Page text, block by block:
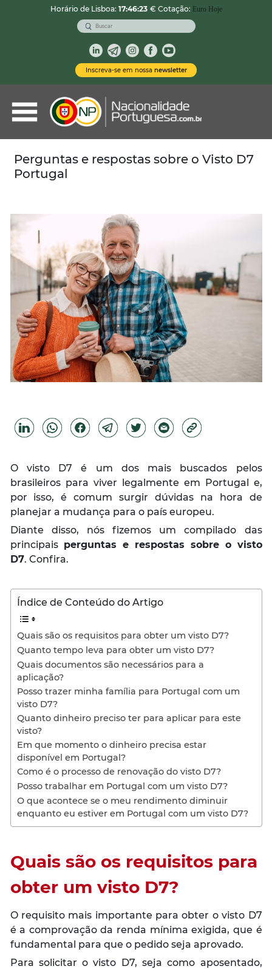
Horário de Lisboa: 17:46:24 € Cotação: Euro Hoje
Inscreva-se em nossa newsletter
Nacionalidade Portuguesa
Vistos de Residência
Imóveis em Portugal
Demais Serviços
Vistos Temporários
Perguntas e respostas sobre o Visto D7
Portugal
O visto D7 é um dos mais buscados pelos
brasileiros para viver legalmente em Portugal e,
por isso, é comum surgir dúvidas na hora de
planejar a mudança para o país europeu.
Diante disso, nós fizemos um compilado das
principais perguntas e respostas sobre o visto
D7. Confira.
Índice de Conteúdo do Artigo
Quais são os requisitos para obter um visto D7?
Quanto tempo leva para obter um visto D7?
Quais documentos são necessários para a
aplicação?
Posso trazer minha família para Portugal com um
visto D7?
Quanto dinheiro preciso ter para aplicar para este
visto?
Em que momento o dinheiro precisa estar
disponível em Portugal?
Como é o processo de renovação do visto D7?
Posso trabalhar em Portugal com um visto D7?
O que acontece se o meu rendimento diminuir
enquanto eu estiver em Portugal com um visto D7?
Quais são os requisitos para
obter um visto D7?
O requisito mais importante para obter o visto D7
é a comprovação da renda mínima exigida, que é
fundamental para que o pedido seja aprovado.
Para solicitar o visto D7, seja como aposentado,